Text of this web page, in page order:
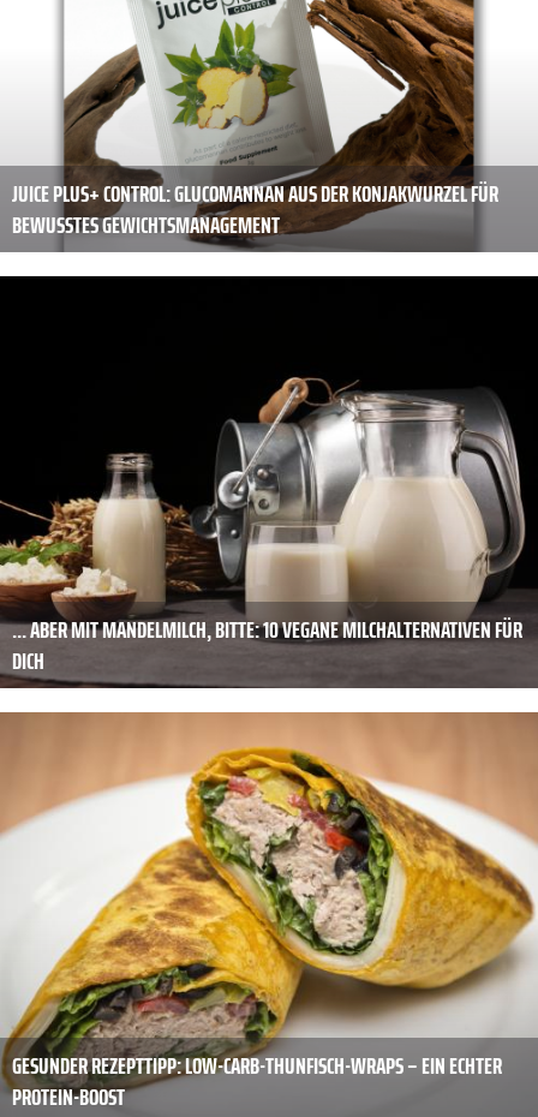
JUICE PLUS+ CONTROL: GLUCOMANNAN AUS DER KONJAKWURZEL FÜR
BEWUSSTES GEWICHTSMANAGEMENT
... ABER MIT MANDELMILCH, BITTE: 10 VEGANE MILCHALTERNATIVEN FÜR
DICH
GESUNDER REZEPTTIPP: LOW-CARB-THUNFISCH-WRAPS – EIN ECHTER
PROTEIN-BOOST